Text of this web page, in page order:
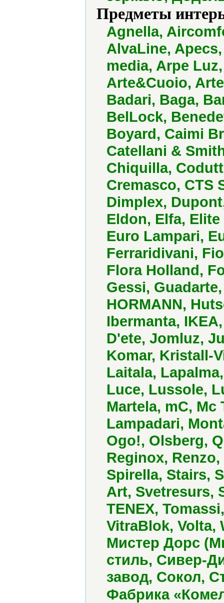
Предметы
Agnella,
AlvaLine,
media, Arpe
Arte&Cuoio,
Badari, Baga,
BelLock,
Boyard, Caimi
Catellani &
Chiquilla,
Cremasco, CTS
Dimplex,
Eldon, Elfa,
Euro Lampari,
Ferraridivani,
Flora Holland,
Gessi,
HORMANN,
Ibermanta,
D'ete, Jomluz,
Komar, Kristall-
Laitala,
Luce, Lussole,
Martela, mC, Mc
Lampadari,
Ogo!, Olsberg,
Reginox,
Spirella, Stairs,
Art, Svetresurs,
TENEX,
VitraBlok, Volta,
Мистер Дорс
стиль, Сивер-
завод, Сокол,
Фабрика